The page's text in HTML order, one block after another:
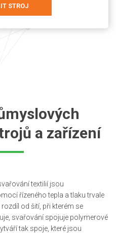
STROJ
a zařízení
textilií jsou
řízeného tepla a tlaku trvale
od šití, při kterém se
svařování spojuje polymerové
tak spoje, které jsou